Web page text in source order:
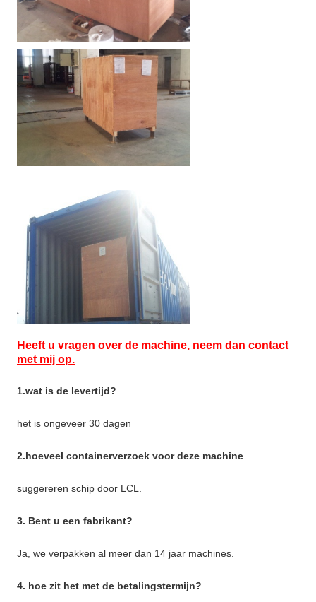
Heeft u vragen over de machine, neem dan contact
met mij op.
1.wat is de levertijd?
het is ongeveer 30 dagen
2.hoeveel containerverzoek voor deze machine
suggereren schip door LCL.
3. Bent u een fabrikant?
Ja, we verpakken al meer dan 14 jaar machines.
4. hoe zit het met de betalingstermijn?